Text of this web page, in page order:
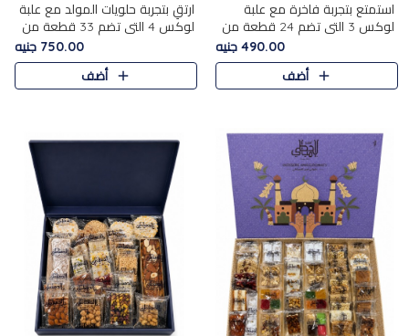
استمتع بتجربة فاخرة مع علبة
لوكس 3 التي تضم 24 قطعة من
أشهر حلويات المولد الشرقية
المختارة بعناية. تحتوي التشكيلة
على الجزرية بالفول، والملب..
490.00 جنيه
أضف
ارتقِ بتجربة حلويات المولد مع علبة
لوكس 4 التي تضم 33 قطعة من
تشكيلة فاخرة ومتنوعة من أشهر
الأصناف الشرقية. تحتوي العلبة على
الجزرية بالفول،..
750.00 جنيه
أضف